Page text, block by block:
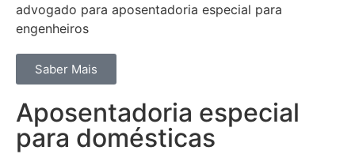
advogado para aposentadoria especial para
engenheiros
Saber Mais
Aposentadoria especial
para domésticas